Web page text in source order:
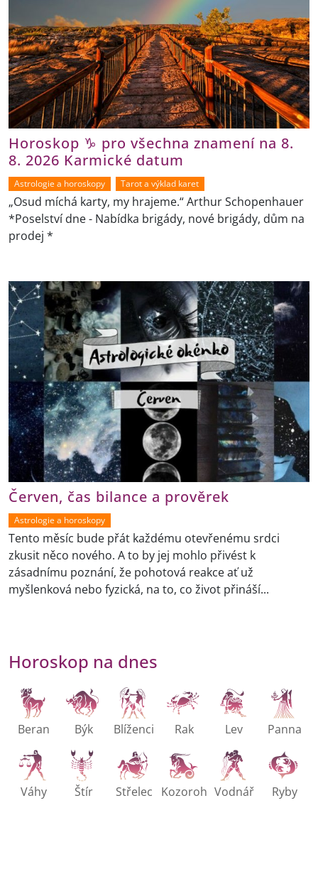
Horoskop ♑ pro všechna znamení na 8.
8. 2026 Karmické datum
Astrologie a horoskopy Tarot a výklad karet
„Osud míchá karty, my hrajeme.“ Arthur Schopenhauer
*Poselství dne - Nabídka brigády, nové brigády, dům na
prodej *
Červen, čas bilance a prověrek
Astrologie a horoskopy
Tento měsíc bude přát každému otevřenému srdci
zkusit něco nového. A to by jej mohlo přivést k
zásadnímu poznání, že pohotová reakce ať už
myšlenková nebo fyzická, na to, co život přináší...
Horoskop na dnes
Beran Býk Blíženci Rak Lev Panna
Váhy Štír Střelec Kozoroh Vodnář Ryby